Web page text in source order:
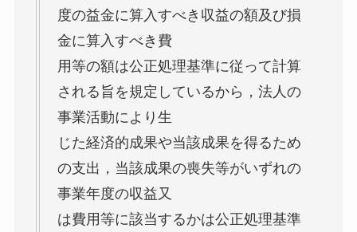
度の益金に算入すべき収益の額及び損
金に算入すべき費
用等の額は公正処理基準に従って計算
される旨を規定しているから，法人の
事業活動により生
じた経済的成果や当該成果を得るため
の支出，当該成果の喪失等がいずれの
事業年度の収益又
は費用等に該当するかは公正処理基準